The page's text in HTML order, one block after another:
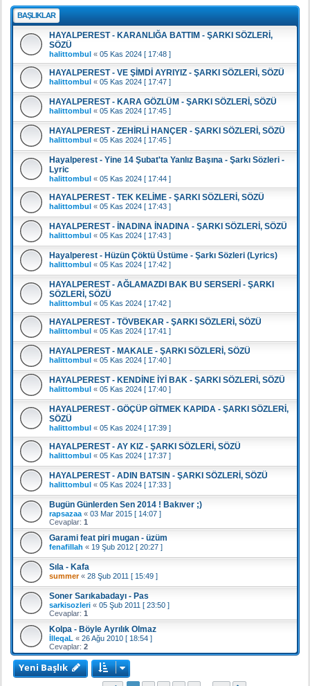
BAŞLIKLAR
HAYALPEREST - KARANLIĞA BATTIM - ŞARKI SÖZLERİ,
SÖZÜ
halittombul « 05 Kas 2024 [ 17:48 ]
HAYALPEREST - VE ŞİMDİ AYRIYIZ - ŞARKI SÖZLERİ, SÖZÜ
halittombul « 05 Kas 2024 [ 17:47 ]
HAYALPEREST - KARA GÖZLÜM - ŞARKI SÖZLERİ, SÖZÜ
halittombul « 05 Kas 2024 [ 17:45 ]
HAYALPEREST - ZEHİRLİ HANÇER - ŞARKI SÖZLERİ, SÖZÜ
halittombul « 05 Kas 2024 [ 17:45 ]
Hayalperest - Yine 14 Şubat'ta Yanlız Başına - Şarkı Sözleri -
Lyric
halittombul « 05 Kas 2024 [ 17:44 ]
HAYALPEREST - TEK KELİME - ŞARKI SÖZLERİ, SÖZÜ
halittombul « 05 Kas 2024 [ 17:43 ]
HAYALPEREST - İNADINA İNADINA - ŞARKI SÖZLERİ, SÖZÜ
halittombul « 05 Kas 2024 [ 17:43 ]
Hayalperest - Hüzün Çöktü Üstüme - Şarkı Sözleri (Lyrics)
halittombul « 05 Kas 2024 [ 17:42 ]
HAYALPEREST - AĞLAMAZDI BAK BU SERSERİ - ŞARKI
SÖZLERİ, SÖZÜ
halittombul « 05 Kas 2024 [ 17:42 ]
HAYALPEREST - TÖVBEKAR - ŞARKI SÖZLERİ, SÖZÜ
halittombul « 05 Kas 2024 [ 17:41 ]
HAYALPEREST - MAKALE - ŞARKI SÖZLERİ, SÖZÜ
halittombul « 05 Kas 2024 [ 17:40 ]
HAYALPEREST - KENDİNE İYİ BAK - ŞARKI SÖZLERİ, SÖZÜ
halittombul « 05 Kas 2024 [ 17:40 ]
HAYALPEREST - GÖÇÜP GİTMEK KAPIDA - ŞARKI SÖZLERİ,
SÖZÜ
halittombul « 05 Kas 2024 [ 17:39 ]
HAYALPEREST - AY KIZ - ŞARKI SÖZLERİ, SÖZÜ
halittombul « 05 Kas 2024 [ 17:37 ]
HAYALPEREST - ADIN BATSIN - ŞARKI SÖZLERİ, SÖZÜ
halittombul « 05 Kas 2024 [ 17:33 ]
Bugün Günlerden Sen 2014 ! Bakıver ;)
rapsazaa « 03 Mar 2015 [ 14:07 ]
Cevaplar: 1
Garami feat piri mugan - üzüm
fenafillah « 19 Şub 2012 [ 20:27 ]
Sıla - Kafa
summer« 28 Şub 2011 [ 15:49 ]
Soner Sarıkabadayı - Pas
sarkisozleri « 05 Şub 2011 [ 23:50 ]
Cevaplar: 1
Kolpa - Böyle Ayrılık Olmaz
İlleqaL « 26 Ağu 2010 [ 18:54 ]
Cevaplar: 2
Yeni Başlık